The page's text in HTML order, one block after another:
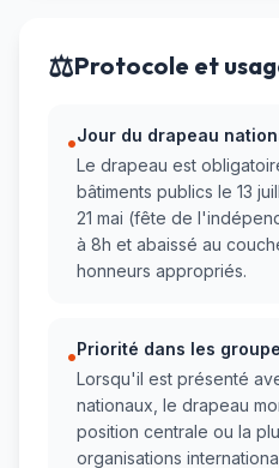
⚖️Protocole et
•Jour du drapeau
Le drapeau est
bâtiments publics le 13
21 mai (fête de
à 8h et abaissé au
honneurs appropriés.
•Priorité dans les
Lorsqu'il est présenté
nationaux, le drapeau
position centrale ou la
organisations